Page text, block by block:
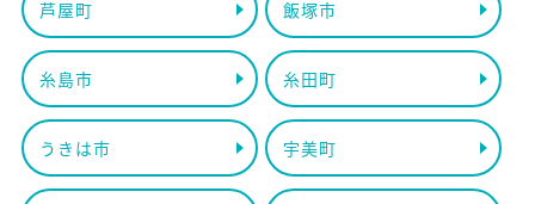
芦屋町 飯塚市
糸島市 糸田町
うきは市 宇美町